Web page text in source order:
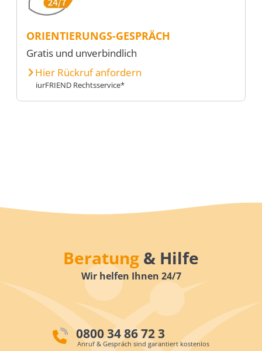
ORIENTIERUNGS-GESPRÄCH
Gratis und unverbindlich
Hier Rückruf anfordern
iurFRIEND Rechtsservice*
Beratung & Hilfe
Wir helfen Ihnen 24/7
0800 34 86 72 3
Anruf & Gespräch sind garantiert kostenlos